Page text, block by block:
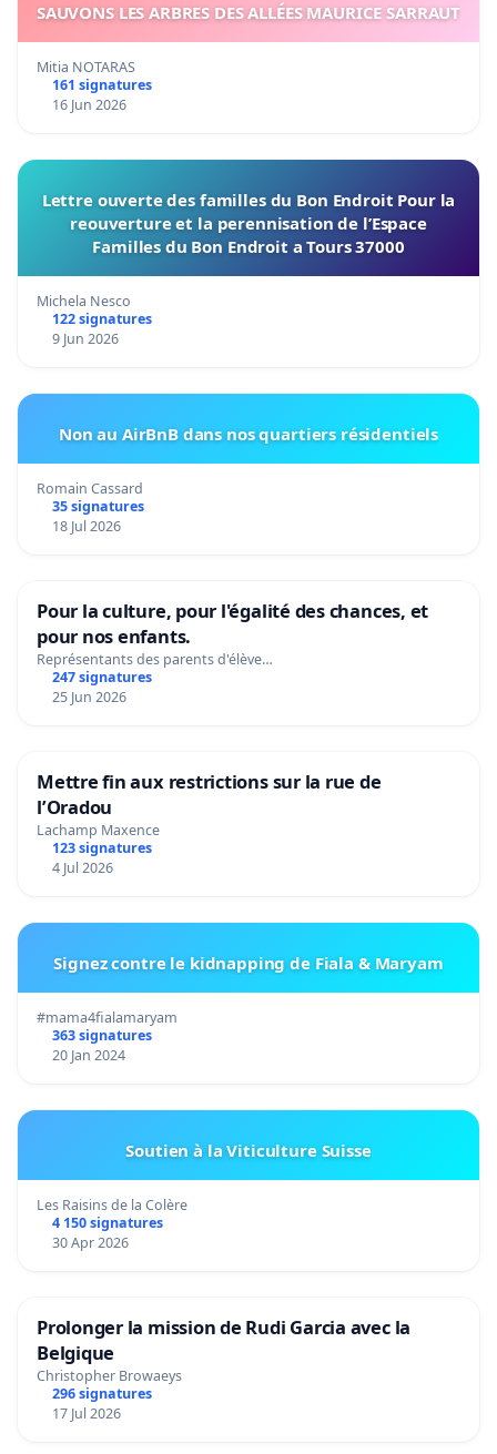
SAUVONS LES ARBRES DES ALLÉES MAURICE SARRAUT
Mitia NOTARAS
161 signatures
16 Jun 2026
Lettre ouverte des familles du Bon Endroit Pour la
reouverture et la perennisation de l’Espace
Familles du Bon Endroit a Tours 37000
Michela Nesco
122 signatures
9 Jun 2026
Non au AirBnB dans nos quartiers résidentiels
Romain Cassard
35 signatures
18 Jul 2026
Pour la culture, pour l'égalité des chances, et
pour nos enfants.
Représentants des parents d'élève…
247 signatures
25 Jun 2026
Mettre fin aux restrictions sur la rue de
l’Oradou
Lachamp Maxence
123 signatures
4 Jul 2026
Signez contre le kidnapping de Fiala & Maryam
#mama4fialamaryam
363 signatures
20 Jan 2024
Soutien à la Viticulture Suisse
Les Raisins de la Colère
4 150 signatures
30 Apr 2026
Prolonger la mission de Rudi Garcia avec la
Belgique
Christopher Browaeys
296 signatures
17 Jul 2026